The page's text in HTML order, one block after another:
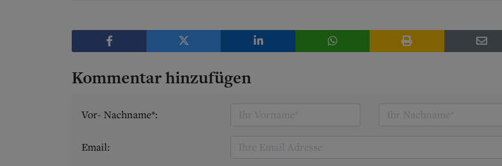
Kommentar hinzufügen
Vor- Nachname*:
Email: